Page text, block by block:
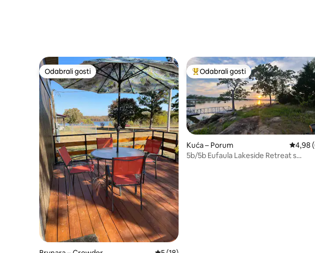
Odabrali gosti
Odabrali gosti Među najviše rangiranima s oznakom
Odabrali gosti
Kuća – Porum
4,98
5b/5b Eufaula Lakeside Retreat s